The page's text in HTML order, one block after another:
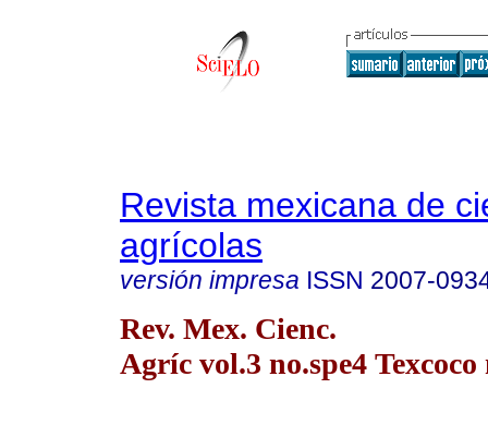
Revista mexicana de
agrícolas
versión impresa ISSN 2007-
Rev. Mex. Cienc.
Agríc vol.3 no.spe4 Texcoco